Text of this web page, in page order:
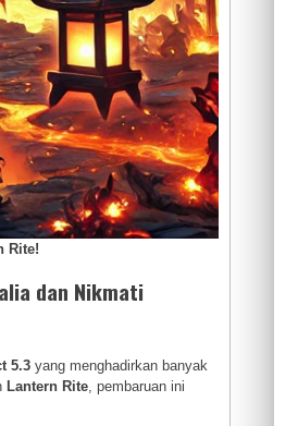
Rite!
dan Nikmati
5.3 yang menghadirkan banyak
Lantern Rite , pembaruan ini